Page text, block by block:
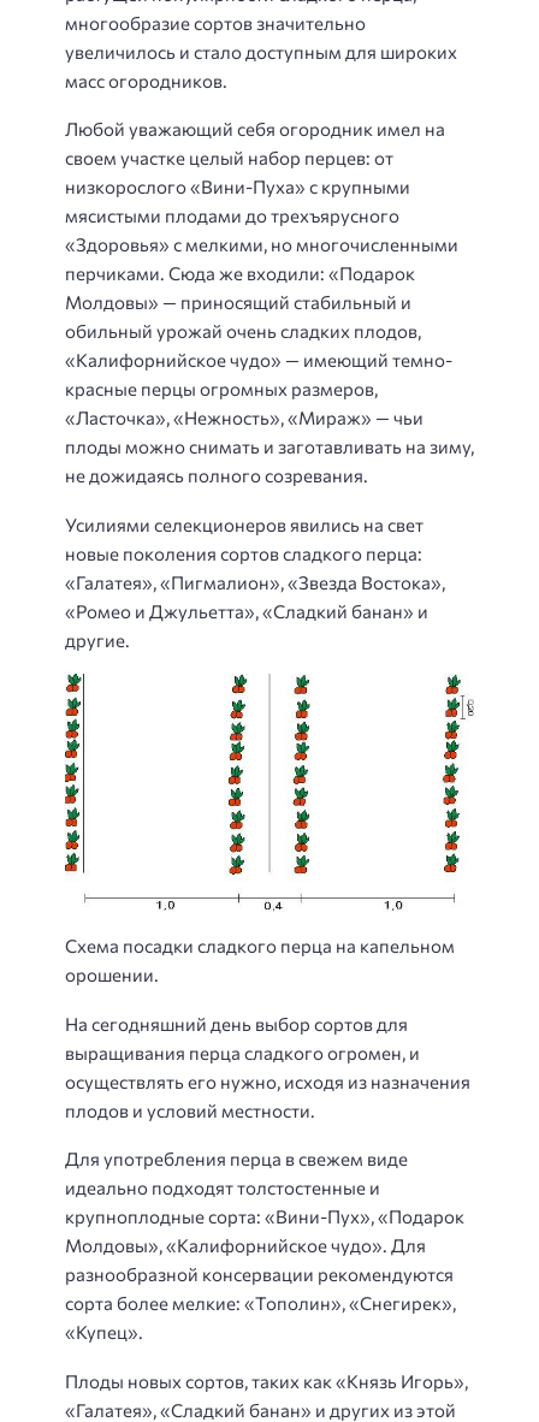
многообразие сортов значительно
увеличилось и стало доступным для широких
масс огородников.
Любой уважающий себя огородник имел на
своем участке целый набор перцев: от
низкорослого «Вини-Пуха» с крупными
мясистыми плодами до трехъярусного
«Здоровья» с мелкими, но многочисленными
перчиками. Сюда же входили: «Подарок
Молдовы» — приносящий стабильный и
обильный урожай очень сладких плодов,
«Калифорнийское чудо» — имеющий темно-
красные перцы огромных размеров,
«Ласточка», «Нежность», «Мираж» — чьи
плоды можно снимать и заготавливать на зиму,
не дожидаясь полного созревания.
Усилиями селекционеров явились на свет
новые поколения сортов сладкого перца:
«Галатея», «Пигмалион», «Звезда Востока»,
«Ромео и Джульетта», «Сладкий банан» и
другие.
Схема посадки сладкого перца на капельном
орошении.
На сегодняшний день выбор сортов для
выращивания перца сладкого огромен, и
осуществлять его нужно, исходя из назначения
плодов и условий местности.
Для употребления перца в свежем виде
идеально подходят толстостенные и
крупноплодные сорта: «Вини-Пух», «Подарок
Молдовы», «Калифорнийское чудо». Для
разнообразной консервации рекомендуются
сорта более мелкие: «Тополин», «Снегирек»,
«Купец».
Плоды новых сортов, таких как «Князь Игорь»,
«Галатея», «Сладкий банан» и других из этой